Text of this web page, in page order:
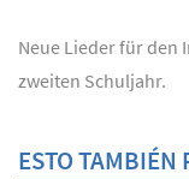
Neue Lieder für
zweiten Schuljahr.
ESTO TAMBIÉN